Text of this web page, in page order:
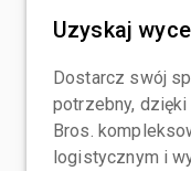
Uzyskaj
Dostarcz swój
potrzebny,
Bros.
logistycznym i